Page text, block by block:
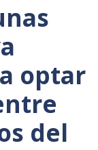
optar
del